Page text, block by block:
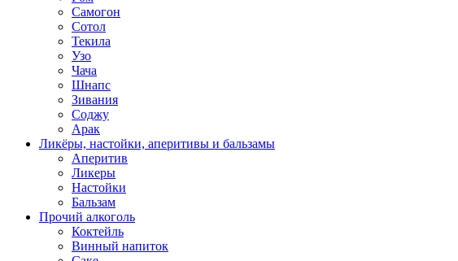
Самогон
Сотол
Текила
Узо
Чача
Шнапс
Зивания
Соджу
Арак
Ликёры, настойки, аперитивы и бальзамы
Аперитив
Ликеры
Настойки
Бальзам
Прочий алкоголь
Коктейль
Винный напиток